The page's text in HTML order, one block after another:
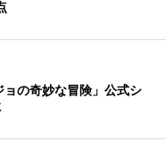
の奇妙な冒険」公式シ